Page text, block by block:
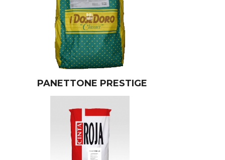
PANETTONE PRESTIGE